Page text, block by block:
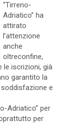
“Tirreno-
Adriatico” ha
attirato
l’attenzione
anche
oltreconfine,
le iscrizioni, già
garantito la
e
Adriatico” per
per